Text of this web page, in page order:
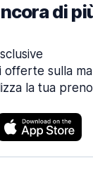
di
offerte sulla
la tua